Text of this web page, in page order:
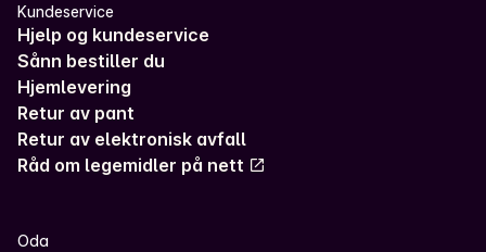
Kundeservice
Hjelp og kundeservice
Sånn bestiller du
Hjemlevering
Retur av pant
Retur av elektronisk avfall
Råd om legemidler på nett
Oda